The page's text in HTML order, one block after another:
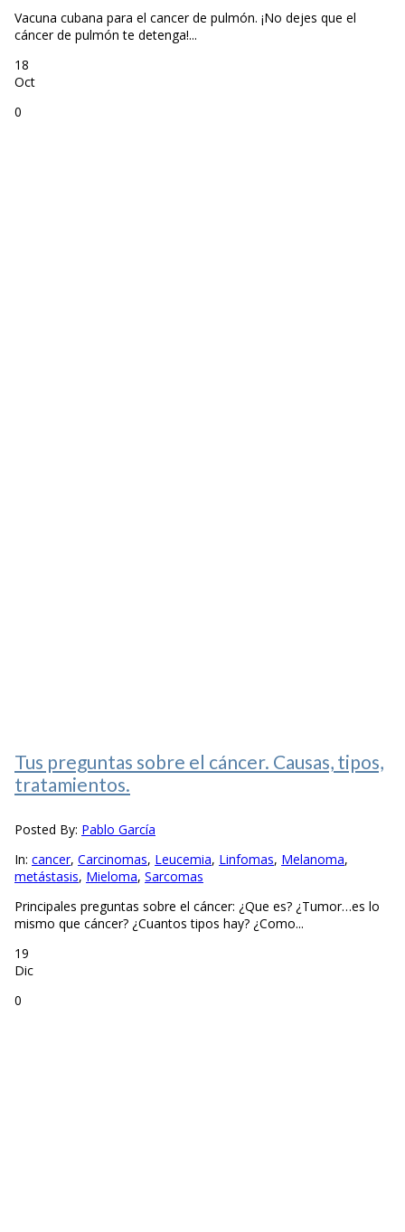
Vacuna cubana para el cancer de pulmón. ¡No dejes que el
cáncer de pulmón te detenga!...
18
Oct
0
Tus preguntas sobre el cáncer. Causas, tipos,
tratamientos.
Posted By: Pablo García
In: cancer, Carcinomas, Leucemia, Linfomas, Melanoma,
metástasis, Mieloma, Sarcomas
Principales preguntas sobre el cáncer: ¿Que es? ¿Tumor…es lo
mismo que cáncer? ¿Cuantos tipos hay? ¿Como...
19
Dic
0